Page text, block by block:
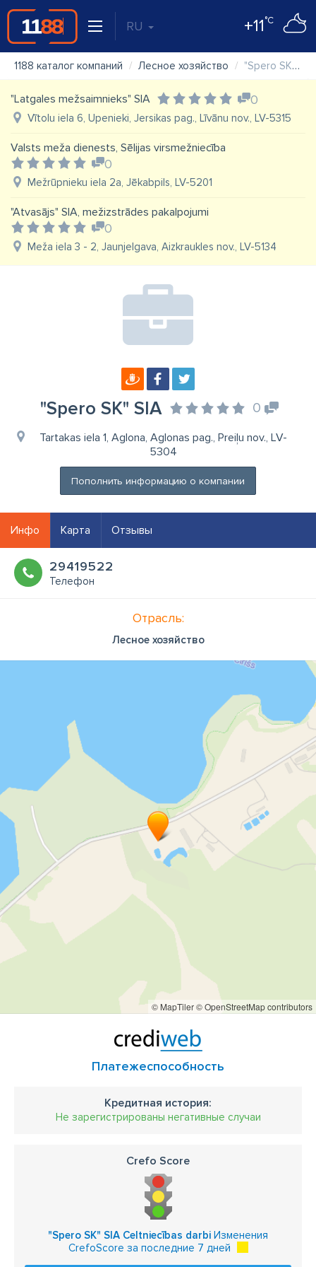
RU +11°C
1188 каталог компаний Лесное хозяйство "Spero SK" SIA
"Latgales mežsaimnieks" SIA 0
Vītolu iela 6, Upenieki, Jersikas pag., Līvānu nov., LV-5315
Valsts meža dienests, Sēlijas virsmežniecība
0
Mežrūpnieku iela 2a, Jēkabpils, LV-5201
"Atvasājs" SIA, mežizstrādes pakalpojumi
0
Meža iela 3 - 2, Jaunjelgava, Aizkraukles nov., LV-5134
"Spero SK" SIA 0
Tartakas iela 1, Aglona, Aglonas pag., Preiļu nov., LV-
5304
Пополнить информацию о компании
Инфо Карта Отзывы
29419522
Телефон
Отрасль:
Лесное хозяйство
© MapTiler© OpenStreetMap contributors
Платежеспособность
Кредитная история:
Не зарегистрированы негативные случаи
Crefo Score
"Spero SK" SIA Celtniecības darbi Изменения
CrefoScore за последние 7 дней